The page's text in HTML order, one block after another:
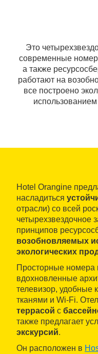
Это
современные
а также
работают на
все построено
использованием
Hotel Orangine
насладиться
отрасли) со всей
четырехзвездочное
принципов
возобновляемых
экологических
Просторные номера
вдохновленные
телевизор, удобные
тканями и Wi-Fi.
террасой с
также предлагает
экскурсий.
Он расположен в